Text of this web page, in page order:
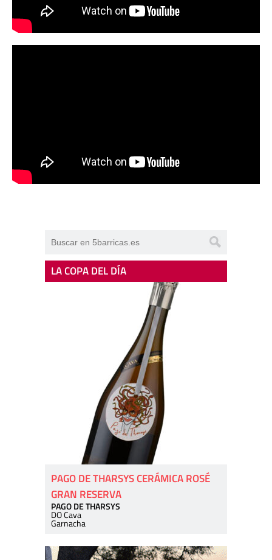
LA COPA DEL DÍA
PAGO DE THARSYS CERÁMICA ROSÉ
GRAN RESERVA
PAGO DE THARSYS
DO Cava
Garnacha